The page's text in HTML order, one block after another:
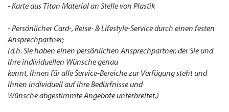
- Karte aus Titan Material an Stelle von Plastik
- Persönlicher Card-, Reise- & Lifestyle-Service durch einen festen
Ansprechpartner;
(d.h. Sie haben einen persönlichen Ansprechpartner, der Sie und
Ihre individuellen Wünsche genau
kennt, Ihnen für alle Service-Bereiche zur Verfügung steht und
Ihnen individuell auf Ihre Bedürfnisse und
Wünsche abgestimmte Angebote unterbreitet.)